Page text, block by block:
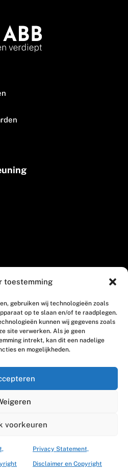
toestemming
gebruiken wij technologieën zoals
op te slaan en/of te raadplegen.
kunnen wij gegevens zoals
site verwerken. Als je geen
intrekt, kan dit een nadelige
en mogelijkheden.
voorkeuren
Privacy Statement,
Disclaimer en Copyright